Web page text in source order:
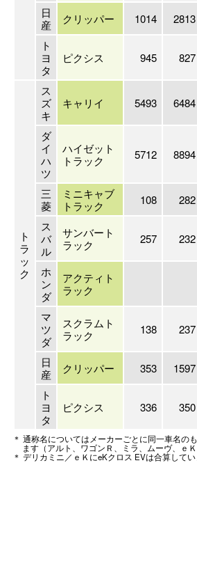
日
産
クリッパー 1014 2813
ト
ヨ
タ
ピクシス 945 827
ト
ラ
ッ
ク
ス
ズ
キ
キャリイ 5493 6484
ダ
イ
ハ
ツ
ハイゼット
トラック
5712 8894
三
菱
ミニキャブ
トラック
108 282
ス
バ
ル
サンバート
ラック
257 232
ホ
ン
ダ
アクティト
ラック
マ
ツ
ダ
スクラムト
ラック
138 237
日
産
クリッパー 353 1597
ト
ヨ
タ
ピクシス 336 350
＊ 通称名についてはメーカーごとに同一車名の
ます（アルト、ワゴンＲ、ミラ、ムーヴ、ｅ
＊ デリカミニ／ｅＫにeKクロス EVは合算して